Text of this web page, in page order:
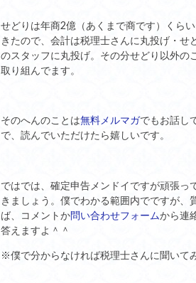
せどりは年商2億（あくまで商です）くら
きたので、会計は税理士さんに丸投げ・せ
のスタッフに丸投げ。その分せどり以外の
取り組んでます。
そのへんのことは無料メルマガでもお話し
で、読んでいただけたら嬉しいです。
ではでは、確定申告メンドイですが頑張っ
きましょう。僕でわかる範囲内でですが、
ば、コメントか問い合わせフォームから連
答えますよ＾＾
※僕で分からなければ税理士さんに聞いて